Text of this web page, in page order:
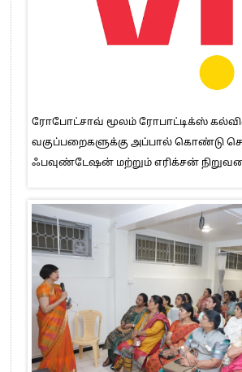
ரோபோட்சாவ் மூலம் ரோபாட்டிக்ஸ்
வகுப்பறைகளுக்கு அப்பால் கொண்டு
ஃபவுண்டேஷன் மற்றும் எரிக்சன்